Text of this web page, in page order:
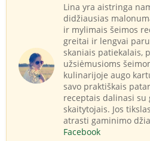
Lina yra aistringa
didžiausias
ir mylimais šeimos
greitai ir lengvai
skaniais patiekalais,
užsiėmusioms
kulinarijoje augo
savo praktiškais
receptais dalinasi su
skaitytojais. Jos
atrasti gaminimo
Facebook